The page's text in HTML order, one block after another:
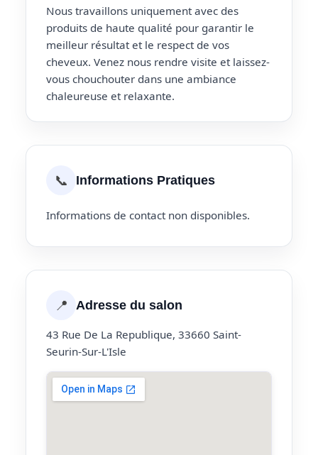
Nous travaillons uniquement avec des
produits de haute qualité pour garantir le
meilleur résultat et le respect de vos
cheveux. Venez nous rendre visite et laissez-
vous chouchouter dans une ambiance
chaleureuse et relaxante.
📞 Informations Pratiques
Informations de contact non disponibles.
📍 Adresse du salon
43 Rue De La Republique, 33660 Saint-
Seurin-Sur-L'Isle